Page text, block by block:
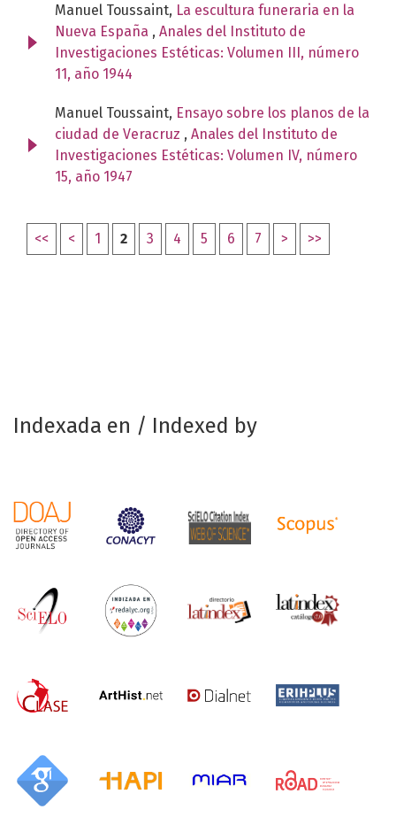
Manuel Toussaint, La escultura funeraria en la
Nueva España , Anales del Instituto de
Investigaciones Estéticas: Volumen III, número
11, año 1944
Manuel Toussaint, Ensayo sobre los planos de la
ciudad de Veracruz , Anales del Instituto de
Investigaciones Estéticas: Volumen IV, número
15, año 1947
<< < 1 2 3 4 5 6 7 > >>
Indexada en / Indexed by